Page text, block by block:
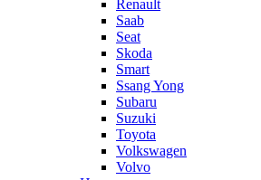
Renault
Saab
Seat
Skoda
Smart
Ssang Yong
Subaru
Suzuki
Toyota
Volkswagen
Volvo